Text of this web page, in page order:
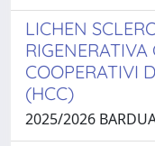
LICHEN
COOPERATIVI
(HCC)
2025/2026